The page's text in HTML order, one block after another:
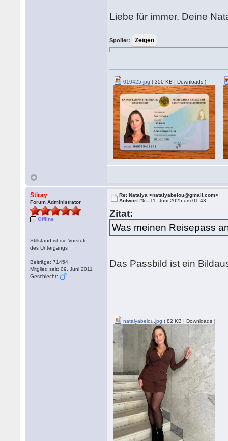
Liebe für immer. Deine
Spoiler:
010425.jpg ( 350 KB | Downloads )
Stiray
Forum Administrator
Offline
Stillstand ist die Vorstufe
des Untergangs
Beiträge: 71454
Mitglied seit: 09. Juni 2011
Geschlecht:
Re: Natalya <natalyabelou@gmail.com>
Antwort #5 - 11. Juni 2025 um 01:43
Zitat:
Was meinen Reisepass
Das Passbild ist ein
natalyabelou.jpg ( 82 KB | Downloads )